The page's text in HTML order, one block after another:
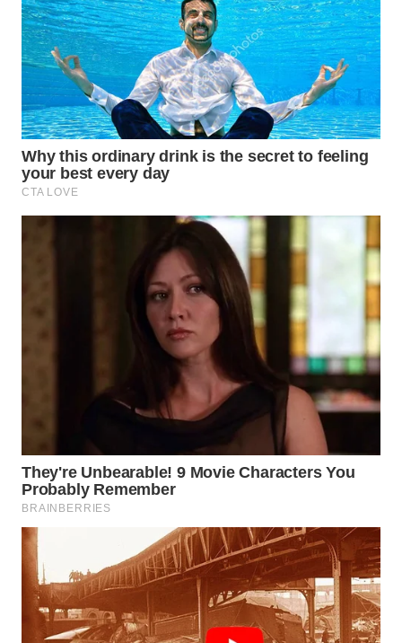
WN
SUBANG
WN
SUKABUMI
WN
PURWAKARTA
PRIANGAN
BOROBUDUR
WN
MADURA
SURABAYA
WN